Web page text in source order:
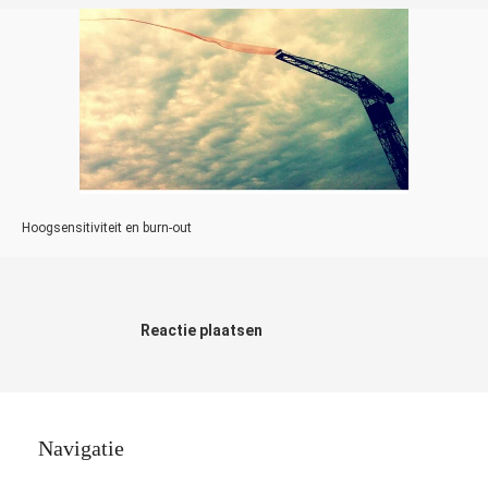
Hoogsensitiviteit en burn-out
Reactie plaatsen
Navigatie